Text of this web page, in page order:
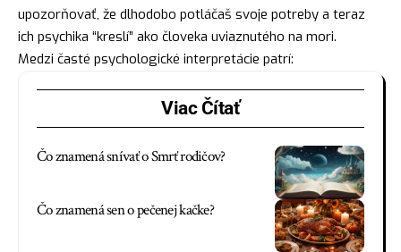
upozorňovať, že dlhodobo potláčaš svoje potreby a teraz
ich psychika “kreslí” ako človeka uviaznutého na mori.
Medzi časté psychologické interpretácie patrí:
Viac Čítať
Čo znamená snívať o Smrť rodičov?
Čo znamená sen o pečenej kačke?